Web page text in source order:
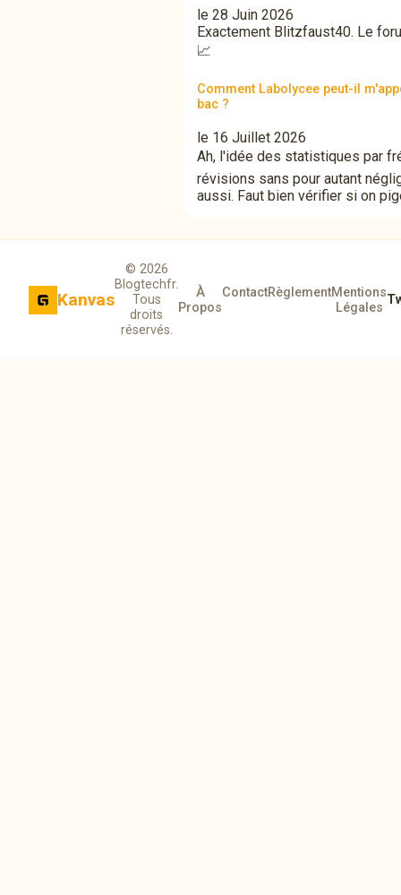
le 28 Juin 2026
Exactement Blitzfaust40. Le
📈
Comment Labolycee peut-il
bac ?
le 16 Juillet 2026
Ah, l'idée des statistiques par
révisions sans pour autant
aussi. Faut bien vérifier si on
Kanvas
© 2026
Blogtechfr.
Tous
droits
réservés.
À
Propos
ContactRèglementMentions
Légales